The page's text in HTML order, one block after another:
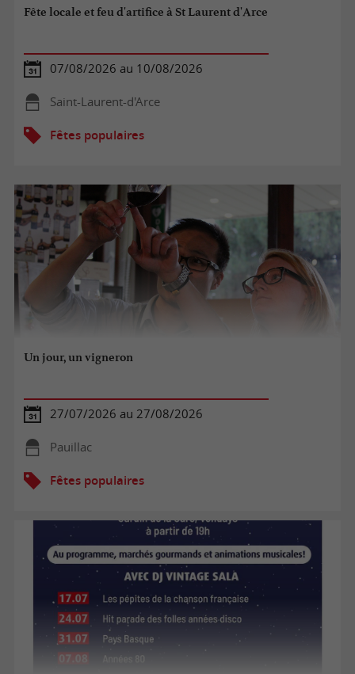
Fête locale et feu d'artifice à St Laurent d'Arce
07/08/2026 au 10/08/2026
Saint-Laurent-d'Arce
Fêtes populaires
Un jour, un vigneron
27/07/2026 au 27/08/2026
Pauillac
Fêtes populaires